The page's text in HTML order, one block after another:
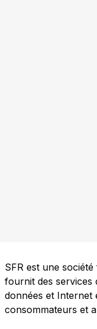
SFR est une
fournit des services
données et Internet
consommateurs et